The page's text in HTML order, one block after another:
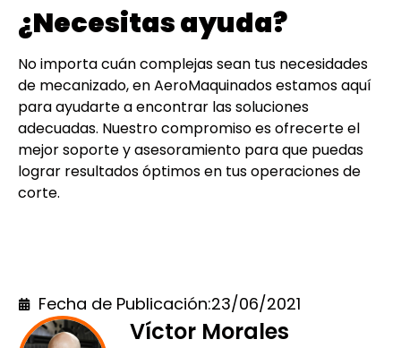
¿Necesitas ayuda?
No importa cuán complejas sean tus necesidades
de mecanizado, en AeroMaquinados estamos aquí
para ayudarte a encontrar las soluciones
adecuadas. Nuestro compromiso es ofrecerte el
mejor soporte y asesoramiento para que puedas
lograr resultados óptimos en tus operaciones de
corte.
Fecha de Publicación:23/06/2021
Víctor Morales